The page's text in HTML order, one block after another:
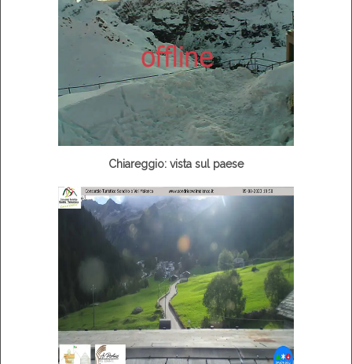
Chiareggio: vista sul paese